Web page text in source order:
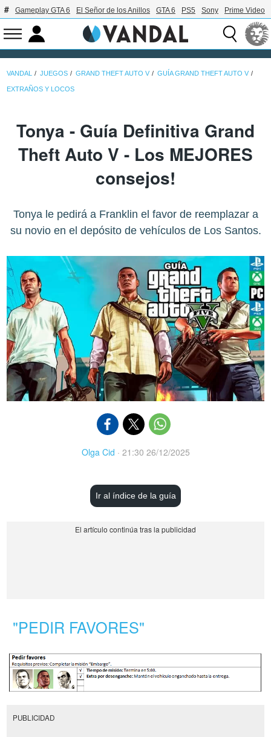
Gameplay GTA 6 El Señor de los Anillos GTA 6 PS5 Sony Prime Video
VANDAL JUEGOS GRAND THEFT AUTO V GUÍA GRAND THEFT AUTO V
EXTRAÑOS Y LOCOS
Tonya - Guía Definitiva Grand
Theft Auto V - Los MEJORES
consejos!
Tonya le pedirá a Franklin el favor de reemplazar a
su novio en el depósito de vehículos de Los Santos.
Olga Cid · 21:30 26/12/2025
Ir al índice de la guía
"PEDIR FAVORES"
PUBLICIDAD